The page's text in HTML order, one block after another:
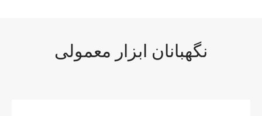
نگهبانان ابزار معمولی